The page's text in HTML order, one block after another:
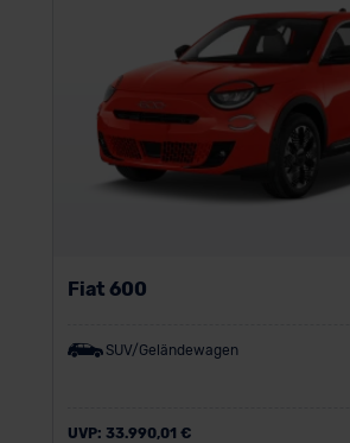
Fiat 600
SUV/Geländewagen
UVP: 33.990,01 €